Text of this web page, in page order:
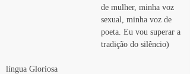
de mulher, minha voz
sexual, minha voz de
poeta. Eu vou superar a
tradição do silêncio)
língua Gloriosa